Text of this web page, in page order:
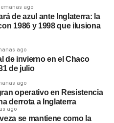
ago
de azul ante Inglaterra: la
1986 y 1998 que ilusiona
ago
de invierno en el Chaco
de julio
ago
operativo en Resistencia
derrota a Inglaterra
ago
se mantiene como la